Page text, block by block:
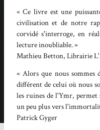
« Ce livre est une
civilisation et de notre
corvidé s'interroge, en
lecture inoubliable. »
Mathieu Betton, Librairie
« Alors que nous
différent de celui où nous
les ruines de l'Ymr, permet
un peu plus vers
Patrick Gyger